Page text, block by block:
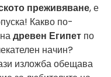
преживяване, е
Какво по-
древен Египет по
начин?
изложба обещава